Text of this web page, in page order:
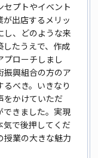
プトやイベント
出店するメリッ
し、どのような来
たうえで、作成
プローチしまし
振興組合の方のア
べき。いきなり
をかけていただ
できました。実現
気で後押してくだ
授業の大きな魅力